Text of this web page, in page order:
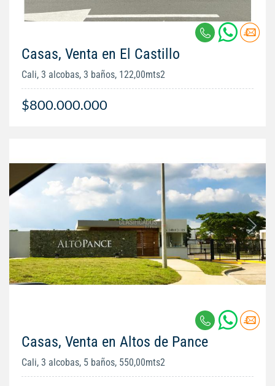
Casas, Venta en El Castillo
Cali, 3 alcobas, 3 baños, 122,00mts2
$800.000.000
Casas, Venta en Altos de Pance
Cali, 3 alcobas, 5 baños, 550,00mts2